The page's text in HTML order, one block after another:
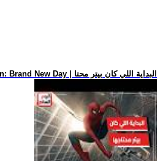
.. فيلم Spider-Man: Brand New Day | البداية اللي كان بيتر محتا